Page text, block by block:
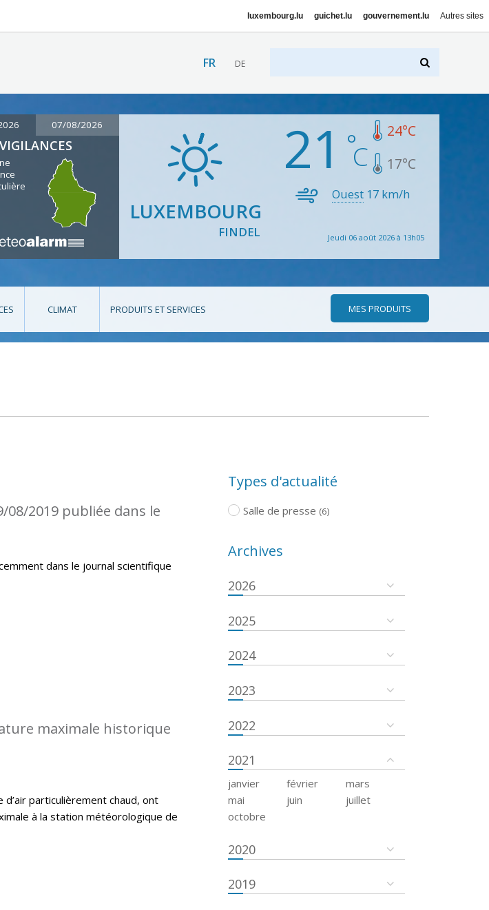
luxembourg.lu guichet.lu gouvernement.lu Autres sites
FR DE
07/08/2026
VIGILANCES
LUXEMBOURG
FINDEL
21 24°C
17°C
Ouest 17 km/h
Jeudi 06 août 2026 à 13h05
CLIMAT PRODUITS ET SERVICES MES PRODUITS
2019 publiée dans le
dans le journal scientifique
maximale historique
particulièrement chaud, ont
à la station météorologique de
Types d'actualité
Salle de presse (6)
Archives
2026
2025
2024
2023
2022
2021
janvier février
mars
mai
juin
juillet
octobre
2020
2019